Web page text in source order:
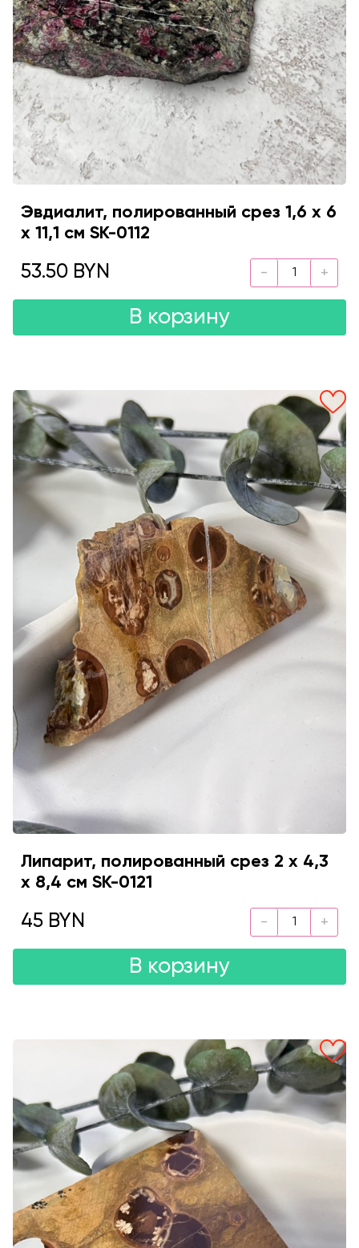
Эвдиалит, полированный срез 1,6 х 6
х 11,1 см SK-0112
53.50 BYN
В корзину
Липарит, полированный срез 2 х 4,3
х 8,4 см SK-0121
45 BYN
В корзину